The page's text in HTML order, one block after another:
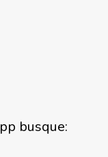
busque: